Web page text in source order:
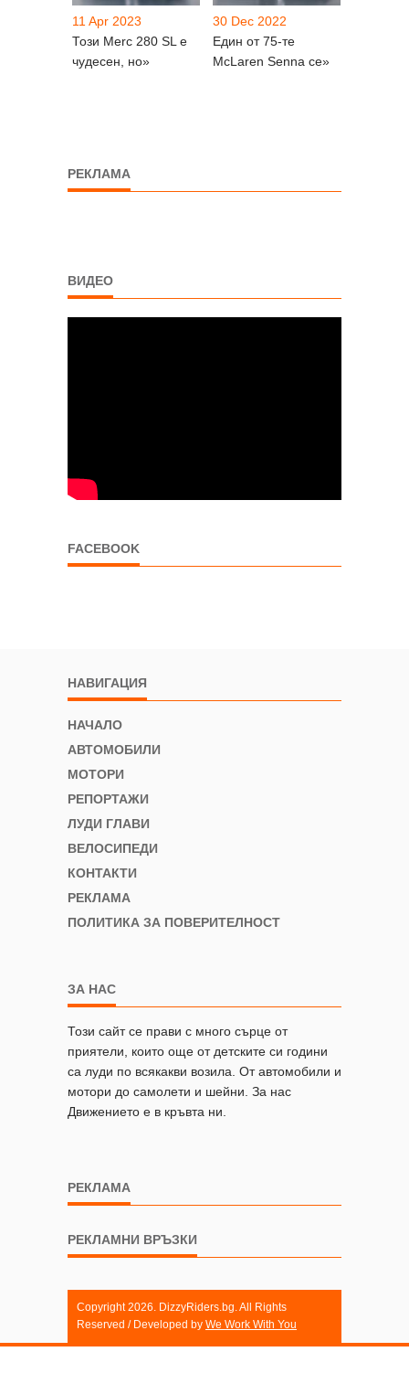
11 Apr 2023
Този Merc 280 SL е
чудесен, но»
30 Dec 2022
Един от 75-те
McLaren Senna се»
РЕКЛАМА
ВИДЕО
FACEBOOK
НАВИГАЦИЯ
НАЧАЛО
АВТОМОБИЛИ
МОТОРИ
РЕПОРТАЖИ
ЛУДИ ГЛАВИ
ВЕЛОСИПЕДИ
КОНТАКТИ
РЕКЛАМА
ПОЛИТИКА ЗА ПОВЕРИТЕЛНОСТ
ЗА НАС
Този сайт се прави с много сърце от
приятели, които още от детските си години
са луди по всякакви возила. От автомобили и
мотори до самолети и шейни. За нас
Движението е в кръвта ни.
РЕКЛАМА
РЕКЛАМНИ ВРЪЗКИ
Copyright 2026. DizzyRiders.bg. All Rights
Reserved / Developed by We Work With You